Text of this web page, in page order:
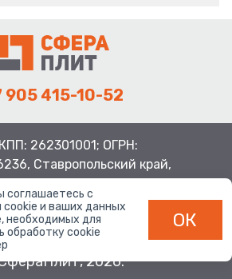
905 415-10-52
262301001; ОГРН:
Ставропольский край,
2026.
соглашаетесь с
cookie и ваших данных
необходимых для
обработку cookie
ОК